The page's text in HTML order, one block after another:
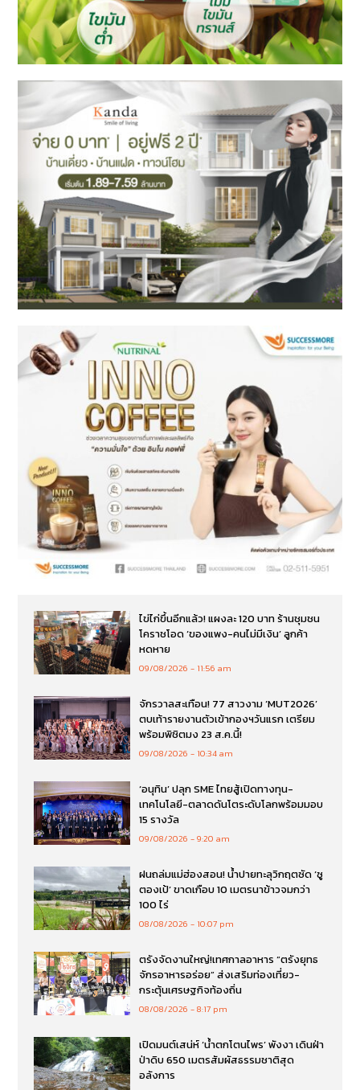
ไข่ไก่ขึ้นอีกแล้ว! แผงละ 120 บาท ร้านชุมชน
โคราชโอด ‘ของแพง-คนไม่มีเงิน’ ลูกค้า
หดหาย
09/08/2026 11:56 am
จักรวาลสะเทือน! 77 สาวงาม ‘MUT2026’
ตบเท้ารายงานตัวเข้ากองฯวันแรก เตรียม
พร้อมพิชิตมง 23 ส.ค.นี้!
09/08/2026 10:34 am
‘อนุทิน’ ปลุก SME ไทยสู้เปิดทางทุน-
เทคโนโลยี-ตลาดดันโตระดับโลกพร้อมมอบ
15 รางวัล
09/08/2026 9:20 am
ฝนถล่มแม่ฮ่องสอน! น้ำปายทะลุวิกฤตซัด ‘ซู
ตองเป้’ ขาดเกือบ 10 เมตรนาข้าวจมกว่า
100 ไร่
08/08/2026 10:07 pm
ตรังจัดงานใหญ่!เทศกาลอาหาร “ตรังยุทธ
จักรอาหารอร่อย” ส่งเสริมท่องเที่ยว-
กระตุ้นเศรษฐกิจท้องถิ่น
08/08/2026 8:17 pm
เปิดมนต์เสน่ห์ ‘น้ำตกโตนไพร’ พังงา เดินฝ่า
ป่าดิบ 650 เมตรสัมผัสธรรมชาติสุด
อลังการ